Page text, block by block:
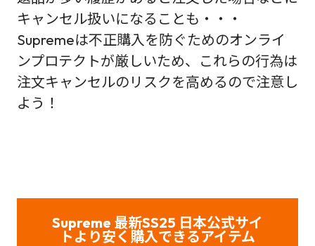
キャンセル扱いになることも・・・
Supremeは不正購入を防ぐためのオンライ
ンプロテクトが厳しいため、これらの行為は
注文キャンセルのリスクを高めるので注意し
よう！
Supreme 最新SS25 日本公式サイ
トより安く購入できるアイテム